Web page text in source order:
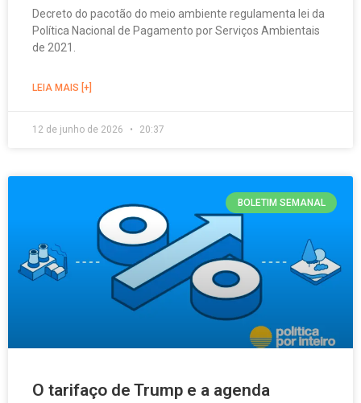
Decreto do pacotão do meio ambiente regulamenta lei da
Política Nacional de Pagamento por Serviços Ambientais
de 2021.
LEIA MAIS [+]
12 de junho de 2026 20:37
BOLETIM SEMANAL
O tarifaço de Trump e a agenda